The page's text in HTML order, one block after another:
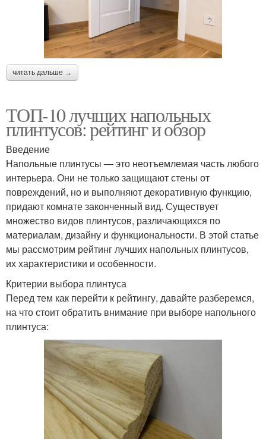
читать дальше →
ТОП-10 лучших напольных
плинтусов: рейтинг и обзор
Введение
Напольные плинтусы — это неотъемлемая часть любого
интерьера. Они не только защищают стены от
повреждений, но и выполняют декоративную функцию,
придают комнате законченный вид. Существует
множество видов плинтусов, различающихся по
материалам, дизайну и функциональности. В этой статье
мы рассмотрим рейтинг лучших напольных плинтусов,
их характеристики и особенности.
Критерии выбора плинтуса
Перед тем как перейти к рейтингу, давайте разберемся,
на что стоит обратить внимание при выборе напольного
плинтуса: